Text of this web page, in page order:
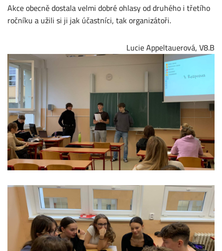
Akce obecně dostala velmi dobré ohlasy od druhého i třetího
ročníku a užili si ji jak účastníci, tak organizátoři.
Lucie Appeltauerová, V8.B